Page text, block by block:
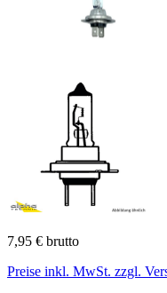
7,95 € brutto
Preise inkl. MwSt. zzgl.